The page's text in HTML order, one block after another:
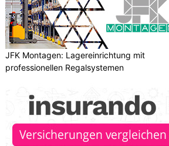
JFK Montagen: Lagereinrichtung mit
professionellen Regalsystemen